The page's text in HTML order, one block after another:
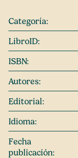
Categoría:
LibroID:
ISBN:
Autores:
Editorial:
Idioma:
Fecha
publicación: